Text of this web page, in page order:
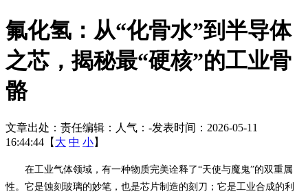
氟化氢：从“化骨水”到半导体
之芯，揭秘最“硬核”的工业骨
骼
文章出处： 责任编辑： 人气： -发表时间：2026-05-11
16:44:44【 大 中 小】
在工业气体领域，有一种物质完美诠释了“天使与魔鬼”的双重属
性。它是蚀刻玻璃的妙笔，也是芯片制造的刻刀；它是工业合成的利